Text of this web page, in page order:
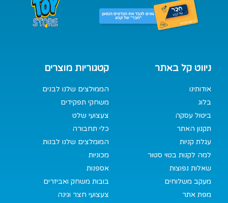
קטגוריות מוצרים
הממולצים שלנו לבנים
משחקי תפקידים
צעצועי שלט
כלי תחבורה
המומלצים שלנו לבנות
מכוניות
אספנות
בובות משחק ואביזרים
צעצועי חצר וגינה
ניווט קל באתר
אודותינו
בלוג
ביטול עסקה
תקנון האתר
עגלת קניות
למה לקנות בטוי סטור
שאלות נפוצות
מעקב משלוחים
מפת אתר